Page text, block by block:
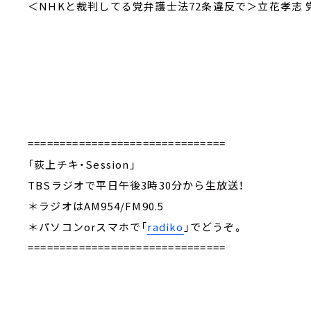
＜NHKと裁判してる党弁護士法72条違反で＞立花孝志
===============================
「荻上チキ・Session」
TBSラジオで平日午後3時30分から生放送！
＊ラジオはAM954/FM90.5
＊パソコンorスマホで「radiko 」でどうぞ。
===============================